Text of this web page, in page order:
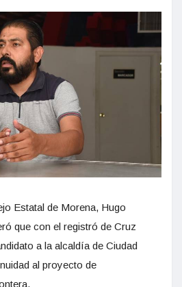
Estatal de Morena, Hugo
que con el registró de Cruz
a la alcaldía de Ciudad
al proyecto de